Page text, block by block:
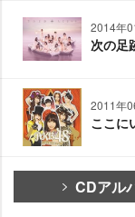
2014年
次の足
2011年
ここに
CDアル